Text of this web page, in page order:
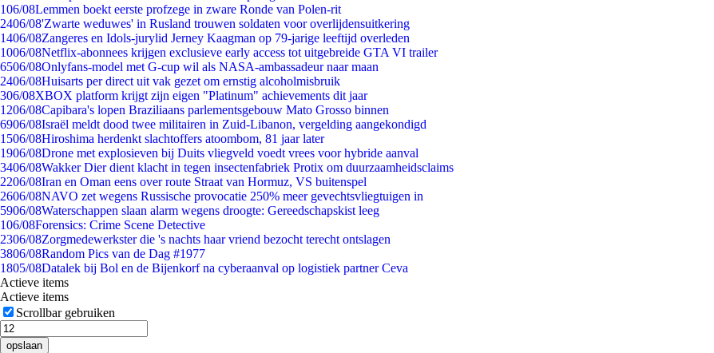
106/08Lemmen boekt eerste profzege in zware Ronde van Polen-rit
2406/08'Zwarte weduwes' in Rusland trouwen soldaten voor overlijdensuitkering
1406/08Zangeres en Idols-jurylid Jerney Kaagman op 79-jarige leeftijd overleden
1006/08Netflix-abonnees krijgen exclusieve early access tot uitgebreide GTA VI trailer
6506/08Onlyfans-model met G-cup wil als NASA-ambassadeur naar maan
2406/08Huisarts per direct uit vak gezet om ernstig alcoholmisbruik
306/08XBOX platform krijgt zijn eigen "Platinum" achievements dit jaar
1206/08Capibara's lopen Braziliaans parlementsgebouw Mato Grosso binnen
6906/08Israël meldt dood twee militairen in Zuid-Libanon, vergelding aangekondigd
1506/08Hiroshima herdenkt slachtoffers atoombom, 81 jaar later
1906/08Drone met explosieven bij Duits vliegveld voedt vrees voor hybride aanval
3406/08Wakker Dier dient klacht in tegen insectenfabriek Protix om duurzaamheidsclaims
2206/08Iran en Oman eens over route Straat van Hormuz, VS buitenspel
2606/08NAVO zet wegens Russische provocatie 250% meer gevechtsvliegtuigen in
5906/08Waterschappen slaan alarm wegens droogte: Gereedschapskist leeg
106/08Forensics: Crime Scene Detective
2306/08Zorgmedewerkster die 's nachts haar vriend bezocht terecht ontslagen
3806/08Random Pics van de Dag #1977
1805/08Datalek bij Bol en de Bijenkorf na cyberaanval op logistiek partner Ceva
Actieve items
Actieve items
Scrollbar gebruiken
opslaan